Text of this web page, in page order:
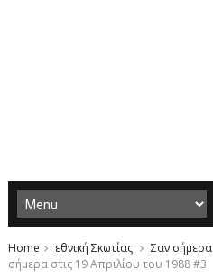
Home εθνική Σκωτίας Σαν σήμερα
σήμερα στις 19 Απριλίου του 1988 #3